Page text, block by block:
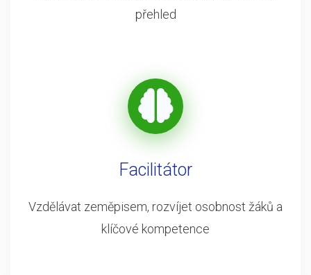
přehled
Facilitátor
Vzdělávat zeměpisem, rozvíjet osobnost žáků a
klíčové kompetence